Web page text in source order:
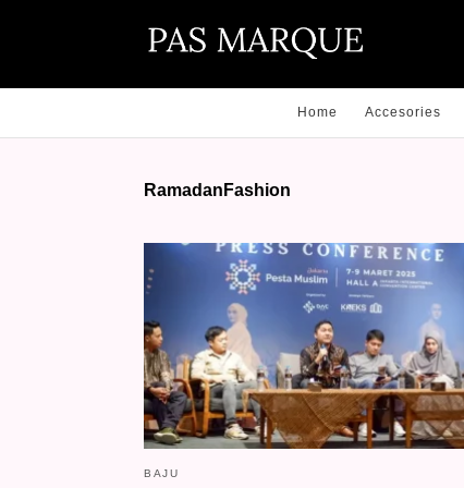
Home Accesories
RamadanFashion
BAJU